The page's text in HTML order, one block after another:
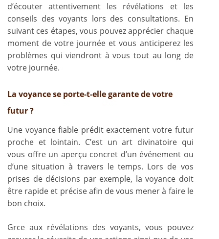
d’écouter attentivement les révélations et les
conseils des voyants lors des consultations. En
suivant ces étapes, vous pouvez apprécier chaque
moment de votre journée et vous anticiperez les
problèmes qui viendront à vous tout au long de
votre journée.
La voyance se porte-t-elle garante de votre
futur ?
Une voyance fiable prédit exactement votre futur
proche et lointain. C’est un art divinatoire qui
vous offre un aperçu concret d’un événement ou
d’une situation à travers le temps. Lors de vos
prises de décisions par exemple, la voyance doit
être rapide et précise afin de vous mener à faire le
bon choix.
Grce aux révélations des voyants, vous pouvez